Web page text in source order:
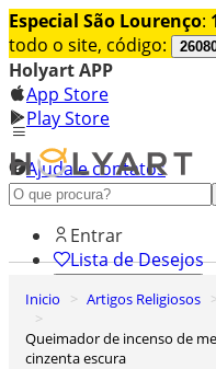
Especial São Lourenço:
todo o site, código:
Holyart APP
App Store
Play Store
Ajuda e contatos
Conheça premium
Entrar
Lista de Desejos
0
Inicio Artigos Religiosos
Queimador de incenso de metal com pega madeira diâm. 8 cm cor
cinzenta escura